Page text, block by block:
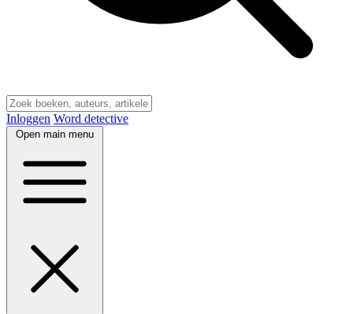
Inloggen Word detective
Open main menu